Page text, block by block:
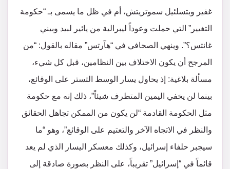
غفير وبتسلئيل سموتريتش، أم في ظل ما يسمى بـ “حكومة
التغيير” التي حملت وعوداً ليبرالية من يائير لبيد وبيني
غانتس؟”. وينهي الصحافي في “هآرتس” مقاله بالقول: “من
المرجح أن يكون الاختلاف بين النظامين، قبل كل شيء،
مسألة بلاغية: إذ يحاول يسار الوسط التستر على الوقائع،
بينما لن يخفي اليمين المتطرف شيئاً”، ذلك إنه مع حكومة
مثل الحكومة القادمة “لن يكون من الممكن تجاهل الحقائق
والنظر في الاتجاه الآخر والتعتيم على الوقائع”، وهو “ما
سيجبر حلفاء إسرائيل، وكذلك معسكر اليسار الذي لم يعد
قائماً في “إسرائيل” تقريباً، على النظر بصورة صادقة إلى